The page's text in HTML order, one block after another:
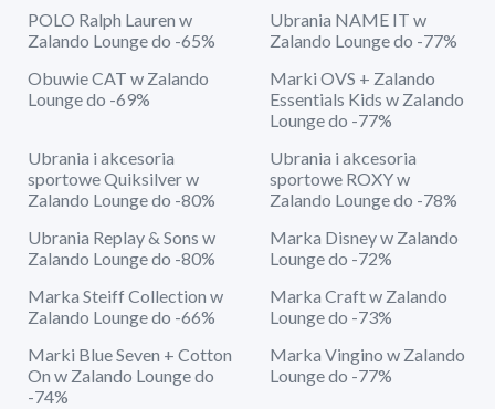
POLO Ralph Lauren w
Zalando Lounge do -65%
Ubrania NAME IT w
Zalando Lounge do -77%
Obuwie CAT w Zalando
Lounge do -69%
Marki OVS + Zalando
Essentials Kids w Zalando
Lounge do -77%
Ubrania i akcesoria
sportowe Quiksilver w
Zalando Lounge do -80%
Ubrania i akcesoria
sportowe ROXY w
Zalando Lounge do -78%
Ubrania Replay & Sons w
Zalando Lounge do -80%
Marka Disney w Zalando
Lounge do -72%
Marka Steiff Collection w
Zalando Lounge do -66%
Marka Craft w Zalando
Lounge do -73%
Marki Blue Seven + Cotton
On w Zalando Lounge do
-74%
Marka Vingino w Zalando
Lounge do -77%